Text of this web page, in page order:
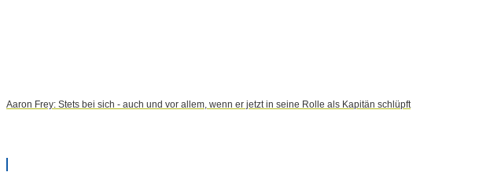
Aaron Frey: Stets bei sich - auch und vor allem, wenn er jetzt in seine Rolle als Kapitän schlüpft